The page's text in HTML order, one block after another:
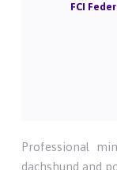
FCI
Professional
dachshund and